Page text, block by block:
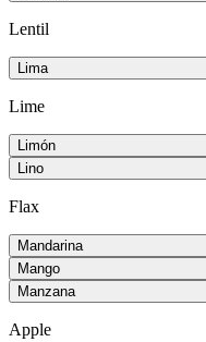
Lentil
Lima
Lime
Limón
Lino
Flax
Mandarina
Mango
Manzana
Apple